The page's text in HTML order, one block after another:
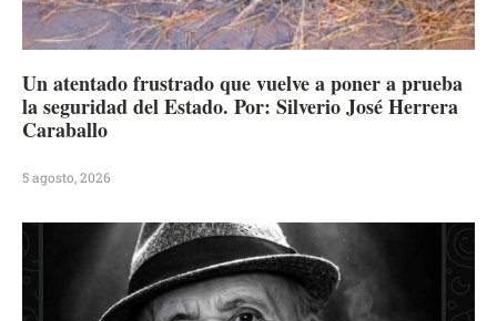
Un atentado frustrado que vuelve a poner a prueba
la seguridad del Estado. Por: Silverio José Herrera
Caraballo
5 agosto, 2026